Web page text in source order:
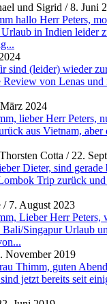
und Sigrid /8. Juni
hallo Herr Peters,
in Indien leider
sind (leider) wieder
von Lenas und
2024
lieber Herr Peters,
aus Vietnam, aber
Cotta / 22.
Dieter, sind gerade
Trip zurück
/ 7. August 2023
Lieber Herr Peters,
Bali/Singapur Urlaub
November 2019
Thimm, guten
jetzt bereits seit